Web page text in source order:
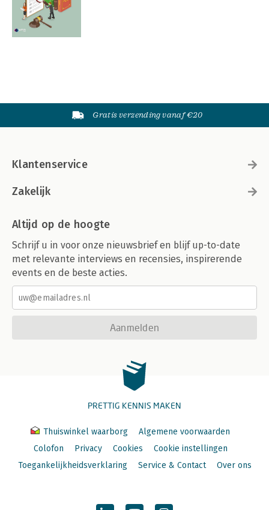
Gratis verzending vanaf €20
Klantenservice
Zakelijk
Altijd op de hoogte
Schrijf u in voor onze nieuwsbrief en blijf up-to-date
met relevante interviews en recensies, inspirerende
events en de beste acties.
Aanmelden
PRETTIG KENNIS MAKEN
Thuiswinkel waarborg
Algemene voorwaarden
Colofon
Privacy Cookies
Cookie instellingen
Toegankelijkheidsverklaring
Service & Contact Over ons